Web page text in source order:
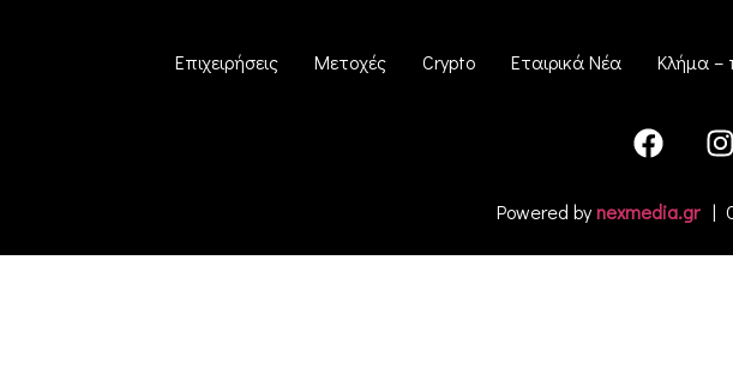
Επιχειρήσεις Μετοχές Crypto Εταιρικά Νέα Κλήμα –
Powered bynexmedia.gr|